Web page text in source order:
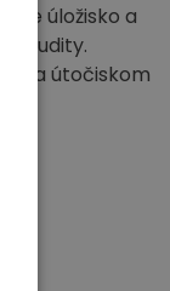
úložisko a
audity.
útočiskom